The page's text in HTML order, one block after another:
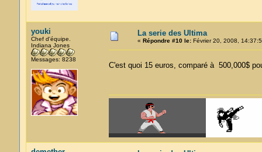
youki
Chef d'équipe.
Indiana Jones
Messages: 8238
La serie des Ultima
« Répondre #10 le:Février 20, 2008,
C'est quoi 15 euros, comparé à 500,000$